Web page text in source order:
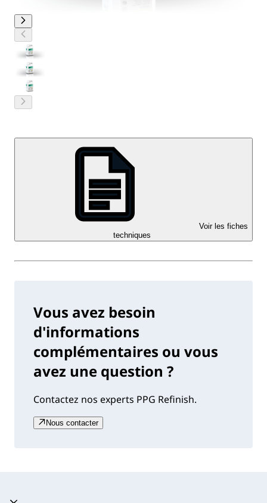
Voir les fiches
techniques
Vous avez besoin
d'informations
complémentaires ou vous
avez une question ?
Contactez nos experts PPG Refinish.
Nous contacter